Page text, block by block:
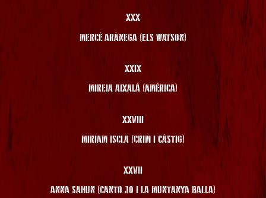
XXX
MERCÈ ARÀNEGA (ELS WATSON)
XXIX
MIREIA AIXALÀ (AMÈRICA)
XXVIII
MIRIAM ISCLA (CRIM I CÀSTIG)
XXVII
ANNA SAHUN (CANTO JO I LA MUNTANYA BALLA)